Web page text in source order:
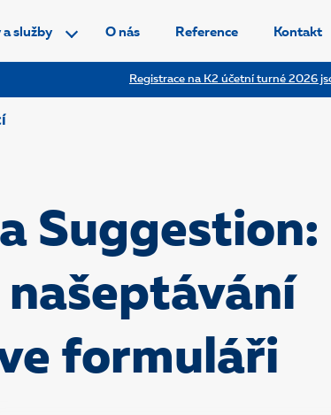
Registrace na K2 účetní turné 2026
služby O nás Reference Kontakt
Suggestion:
formuláři